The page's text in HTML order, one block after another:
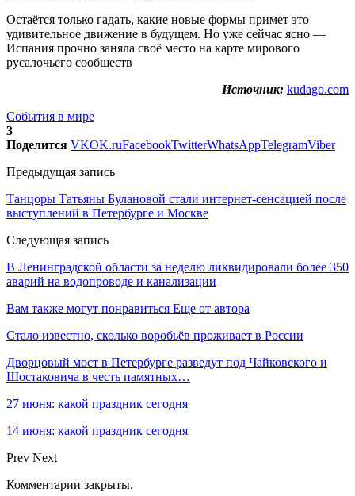
Остаётся только гадать, какие новые формы примет это
удивительное движение в будущем. Но уже сейчас ясно —
Испания прочно заняла своё место на карте мирового
русалочьего сообществ
Источник: kudago.com
События в мире
3
Поделится VKOK.ruFacebookTwitterWhatsAppTelegramViber
Предыдущая запись
Танцоры Татьяны Булановой стали интернет-сенсацией после
выступлений в Петербурге и Москве
Следующая запись
В Ленинградской области за неделю ликвидировали более 350
аварий на водопроводе и канализации
Вам также могут понравиться Еще от автора
Стало известно, сколько воробьёв проживает в России
Дворцовый мост в Петербурге разведут под Чайковского и
Шостаковича в честь памятных…
27 июня: какой праздник сегодня
14 июня: какой праздник сегодня
Prev Next
Комментарии закрыты.